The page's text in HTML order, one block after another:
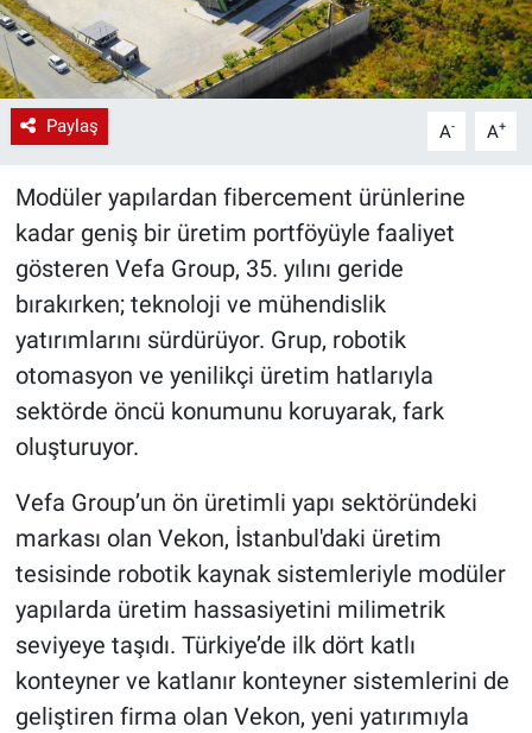
Paylaş A- A+
Modüler yapılardan fibercement ürünlerine
kadar geniş bir üretim portföyüyle faaliyet
gösteren Vefa Group, 35. yılını geride
bırakırken; teknoloji ve mühendislik
yatırımlarını sürdürüyor. Grup, robotik
otomasyon ve yenilikçi üretim hatlarıyla
sektörde öncü konumunu koruyarak, fark
oluşturuyor.
Vefa Group’un ön üretimli yapı sektöründeki
markası olan Vekon, İstanbul'daki üretim
tesisinde robotik kaynak sistemleriyle modüler
yapılarda üretim hassasiyetini milimetrik
seviyeye taşıdı. Türkiye’de ilk dört katlı
konteyner ve katlanır konteyner sistemlerini de
geliştiren firma olan Vekon, yeni yatırımıyla